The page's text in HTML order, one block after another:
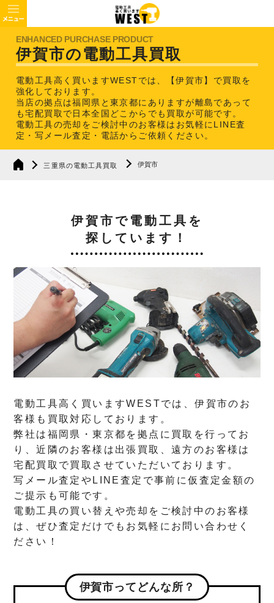
伊賀市の電動工具買取
電動工具高く買いますWESTでは、【伊賀市】で買取を
強化しております。
当店の拠点は福岡県と東京都にありますが離島であって
も宅配買取で日本全国どこからでも買取が可能です。
電動工具の売却をご検討中のお客様はお気軽にLINE査
定・写メール査定・電話からご依頼ください。
三重県の電動工具買取 伊賀市
伊賀市で電動工具を
探しています！
電動工具高く買いますWESTでは、伊賀市のお
客様も買取対応しております。
弊社は福岡県・東京都を拠点に買取を行ってお
り、近隣のお客様は出張買取、遠方のお客様は
宅配買取で買取させていただいております。
写メール査定やLINE査定で事前に仮査定金額の
ご提示も可能です。
電動工具の買い替えや売却をご検討中のお客様
は、ぜひ査定だけでもお気軽にお問い合わせく
ださい！
伊賀市ってどんな所？